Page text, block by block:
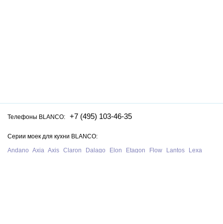
Телефоны BLANCO: +7 (495) 103-46-35
Серии моек для кухни BLANCO:
Andano Axia Axis Claron Dalago Elon Etagon Flow Lantos
Lexa